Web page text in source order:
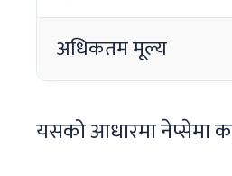
अधिकतम मूल्य
यसको आधारमा नेप्सेमा